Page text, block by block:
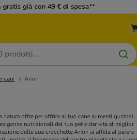
gratis già con 49 € di spesa**
cani Arion
offre per offrire al tuo cane alimenti gustosi
nutrizionali del tuo pet e dar vita al miglior
delle sue crocchette Arion si affida al parere